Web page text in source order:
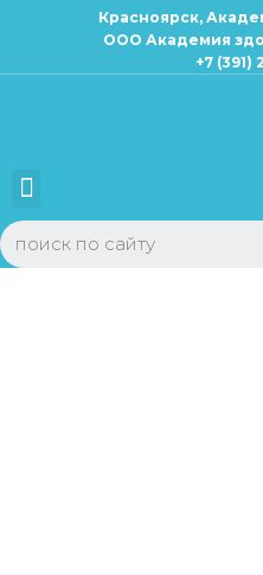
Красноярск,
ООО Академия
+7 (391)